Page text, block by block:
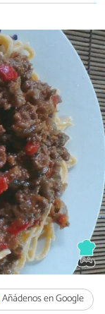
Añádenos en Google